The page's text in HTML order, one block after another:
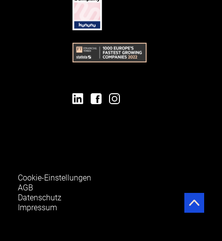
Cookie-Einstellungen
AGB
Datenschutz
Impressum